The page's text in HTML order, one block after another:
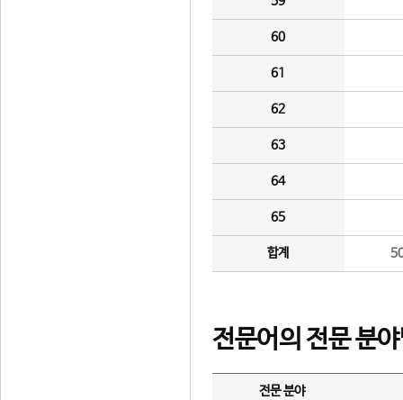
60
61
62
63
64
65
합계
전문어의 전문 분
전문 분야